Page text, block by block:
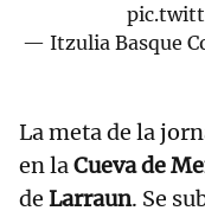
— Itzulia Basque
La meta de la
en laCueva de
de Larraun. Se